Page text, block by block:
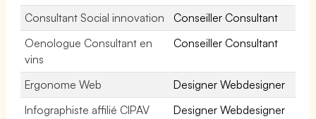
Consultant Social innovation
Conseiller Consultant
Oenologue Consultant en
vins
Conseiller Consultant
Ergonome Web
Designer Webdesigner
Infographiste affilié CIPAV
Designer Webdesigner